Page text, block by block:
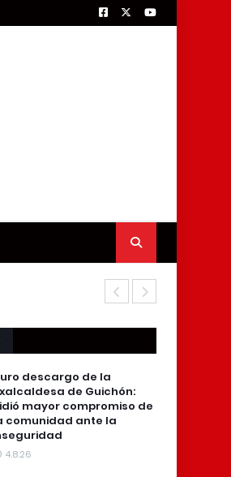
descargo de la
de Guichón:
mayor compromiso de
comunidad ante la
4.8.26